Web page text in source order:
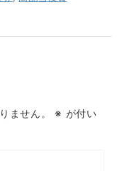
ません。 ※ が付い